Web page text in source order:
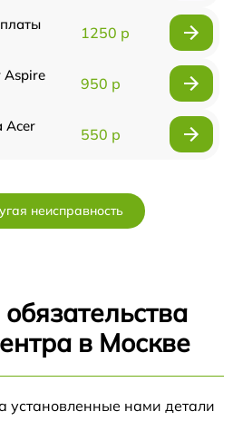
1250 р
Aspire
950 р
Acer
550 р
неисправность
в Москве
установленные нами детали